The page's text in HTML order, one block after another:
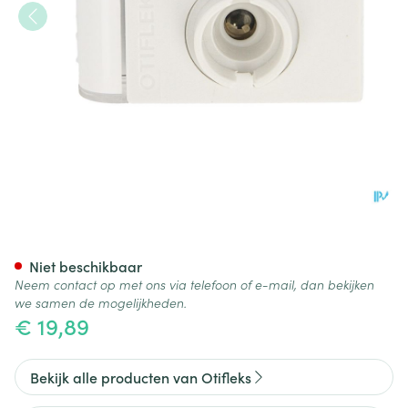
€ 19,89
Niet beschikbaar
Neem contact op met ons via telefoon of e-mail, dan bekijken
we samen de mogelijkheden.
Bekijk alle producten van Otifleks